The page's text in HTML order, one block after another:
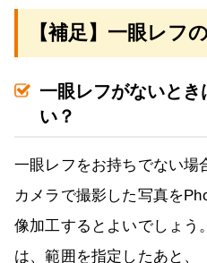
【補足】一眼レフ
一眼レフがないと
い？
一眼レフをお持ちでない場
カメラで撮影した写真を
像加工するとよいでしょう
は、範囲を指定したあと、